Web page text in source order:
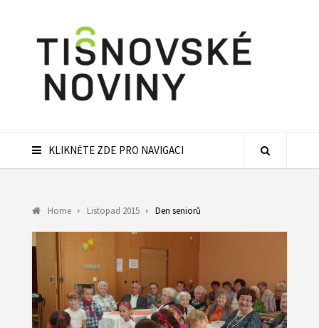
KLIKNĚTE ZDE PRO NAVIGACI
Home Listopad 2015 Den seniorů